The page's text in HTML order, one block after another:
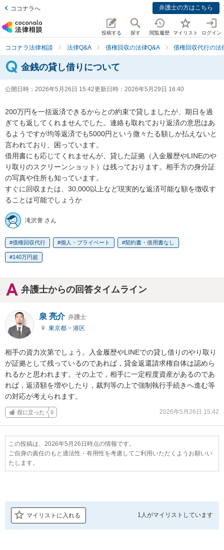
ココナラへ 弁護士の方はこちら
投稿する 探す 閲覧履歴 マイリスト ログイン
ココナラ法律相談 法律Q&A 債権回収の法律Q&A 債権回収代行の法
金銭の貸し借りについて
公開日時： 2026年5月26日 15:42更新日時： 2026年5月29日 16:40
200万円を一括返済できるからとの約束で貸しましたが、期日を過
ぎても返してくれませんでした。連絡も取れており返済の意思はあ
るようですが均等返済でも5000円という微々たる額しか払えないと
言われており、困っています。
借用書にも応じてくれませんが、貸した証拠（入金履歴やLINEのや
り取りのスクリーンショット）は残っております。相手方の身分証
の写真や住所も知っています。
すぐに回収または、30,000以上など現実的な返済可能な額を徴収す
ることは可能でしょうか
滝沢誉 さん
債権回収代行 個人・プライベート 契約書・借用書なし
140万円超
弁護士からの回答タイムライン
泉 亮介 弁護士
東京都 > 港区
相手の資力次第でしょう。入金履歴やLINEでの貸し借りのやり取り
が証拠として残っているのであれば，貸金返還請求権自体は認めら
れるかと思われます。その上で，相手に一定程度資産があるのであ
れば，返済額を増やしたり，裁判等の上で強制執行手続きへ進む等
の対応が考えられます。
役に立った 0 2026年5月26日 15:42
この投稿は、2026年5月26日時点の情報です。
ご自身の責任のもと適法性・有用性を考慮してご利用いただくようお願いい
たします。
マイリストに入れる 1人がマイリストしています